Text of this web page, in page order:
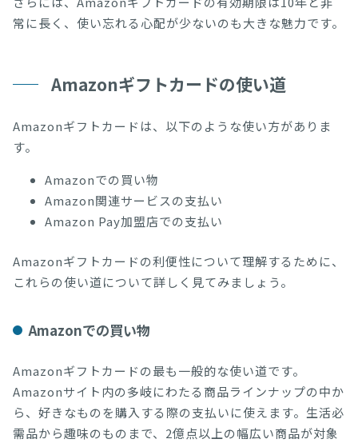
常に長く、使い忘れる心配が少ないのも大きな魅力です。
Amazonギフトカードの使い道
Amazonギフトカードは、以下のような使い方がありま
す。
Amazonでの買い物
Amazon関連サービスの支払い
Amazon Pay加盟店での支払い
Amazonギフトカードの利便性について理解するために、
これらの使い道について詳しく見てみましょう。
Amazonでの買い物
Amazonギフトカードの最も一般的な使い道です。
Amazonサイト内の多岐にわたる商品ラインナップの中か
ら、好きなものを購入する際の支払いに使えます。生活必
需品から趣味のものまで、2億点以上の幅広い商品が対象